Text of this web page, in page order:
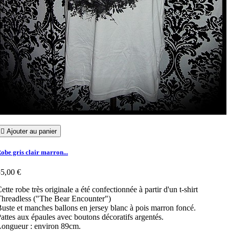
 Ajouter au panier
gris clair marron...
€
robe très originale a été confectionnée à partir d'un t-shirt
("The Bear Encounter")
et manches ballons en jersey blanc à pois marron foncé.
aux épaules avec boutons décoratifs argentés.
: environ 89cm.